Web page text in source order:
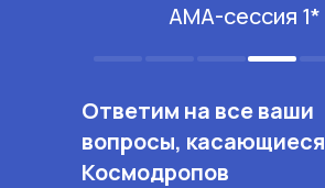
Ответим на все ваши
вопросы, касающиеся
Космодропов
АМА-сессия 1*